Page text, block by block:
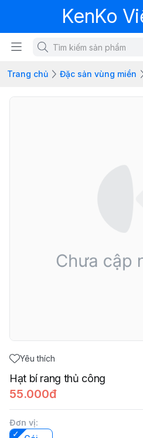
KenKo
Trang chủ Đặc sản vùng miền
Yêu thích
Hạt bí rang thủ công
55.000đ
Đơn vị: